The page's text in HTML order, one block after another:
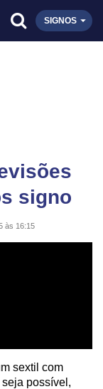
SIGNOS
signo
às 16:15
sextil com
possível,